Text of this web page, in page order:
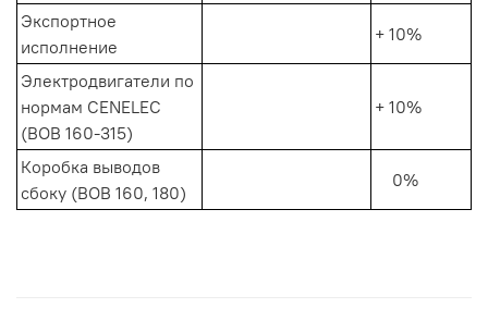
Экспортное
исполнение
+ 10%
Электродвигатели по
нормам CENELEC
(ВОВ 160-315)
+ 10%
Коробка выводов
сбоку (ВОВ 160, 180)
0%